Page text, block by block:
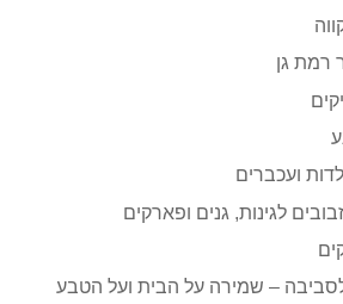
רמת גן
ועכברים
לגינות, גנים ופארקים
– שמירה על הבית ועל הטבע